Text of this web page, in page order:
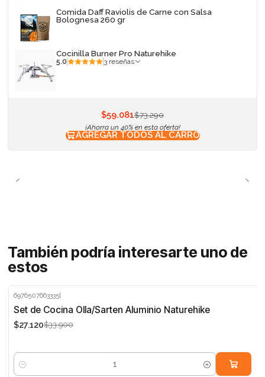
Comida Daff Raviolis de Carne con Salsa
Bolognesa 260 gr
Cocinilla Burner Pro Naturehike
5.0 3 reseñas
$59.081$73.290
¡Ahorra un 40% en esta oferta!
AGREGAR TODOS AL CARRO
También podría interesarte uno de
estos
-20%
6976507663335|
Set de Cocina Olla/Sarten Aluminio Naturehike
$27.120$33.900
Cantidad